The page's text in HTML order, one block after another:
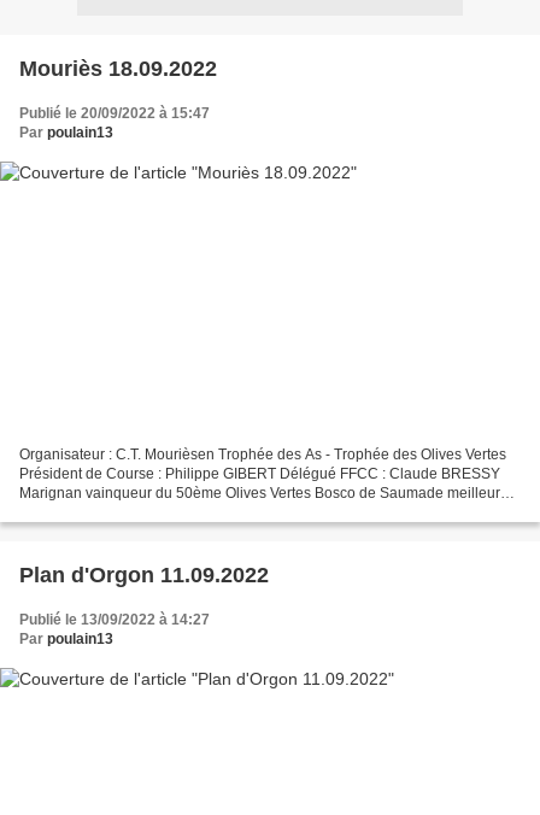
Mouriès 18.09.2022
Publié le 20/09/2022 à 15:47
Par poulain13
Organisateur : C.T. Mourièsen Trophée des As - Trophée des Olives Vertes
Président de Course : Philippe GIBERT Délégué FFCC : Claude BRESSY
Marignan vainqueur du 50ème Olives Vertes Bosco de Saumade meilleur
Plan d'Orgon 11.09.2022
Publié le 13/09/2022 à 14:27
Par poulain13